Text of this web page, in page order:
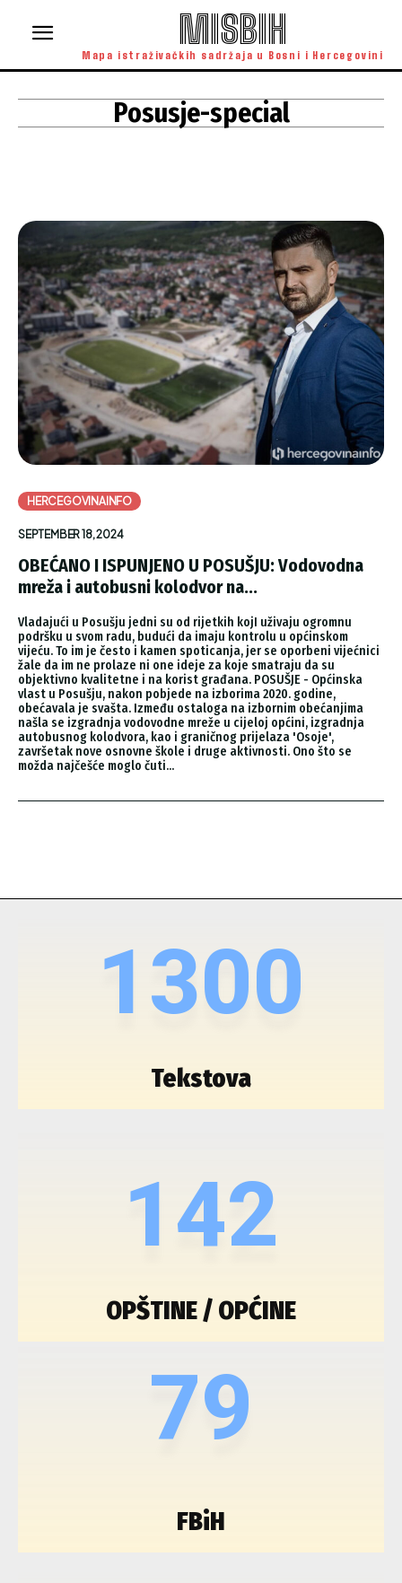
MISBIH
Mapa istraživačkih sadržaja u Bosni i Hercegovini
Posusje-special
HERCEGOVINAINFO
SEPTEMBER 18, 2024
OBEĆANO I ISPUNJENO U POSUŠJU: Vodovodna
mreža i autobusni kolodvor na...
Vladajući u Posušju jedni su od rijetkih kojI uživaju ogromnu
podršku u svom radu, budući da imaju kontrolu u općinskom
vijeću. To im je često i kamen spoticanja, jer se oporbeni vijećnici
žale da im ne prolaze ni one ideje za koje smatraju da su
objektivno kvalitetne i na korist građana. POSUŠJE - Općinska
vlast u Posušju, nakon pobjede na izborima 2020. godine,
obećavala je svašta. Između ostaloga na izbornim obećanjima
našla se izgradnja vodovodne mreže u cijeloj općini, izgradnja
autobusnog kolodvora, kao i graničnog prijelaza 'Osoje',
završetak nove osnovne škole i druge aktivnosti. Ono što se
možda najčešće moglo čuti...
1300
Tekstova
142
OPŠTINE / OPĆINE
79
FBiH